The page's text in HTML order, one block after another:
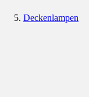
Deckenlampen